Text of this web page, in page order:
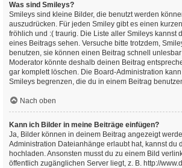
Was sind Smileys?
Smileys sind kleine Bilder, die benutzt werden
auszudrücken. Für jeden Smiley gibt es einen
fröhlich und :( traurig. Die Liste aller Smileys kannst
eines Beitrags sehen. Versuche bitte trotzdem,
benutzen, sie können einen Beitrag schnell
Moderator könnte deshalb deinen Beitrag
gar komplett löschen. Die Board-Administration
Smileys begrenzen, die du in einem Beitrag
Nach oben
Kann ich Bilder in meine Beiträge einfügen?
Ja, Bilder können in deinem Beitrag angezeigt
Administration Dateianhänge erlaubt hat, kannst du
hochladen. Ansonsten musst du zu einem Bild
öffentlich zugänglichen Server liegt, z. B. http://